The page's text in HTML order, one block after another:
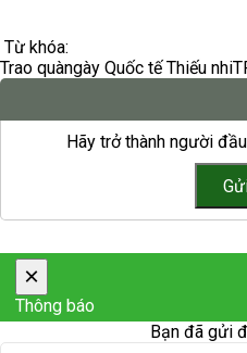
Từ khóa:
Trao quàngày Quốc tế Thiếu nhi
Hãy trở thành người
×
Thông báo
Bạn đã gửi